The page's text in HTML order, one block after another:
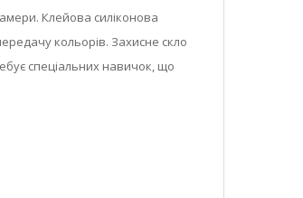
Клейова силіконова
кольорів. Захисне скло
спеціальних навичок, що